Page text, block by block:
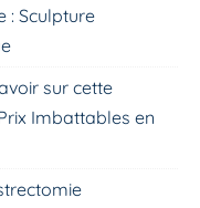
: Sculpture
sur cette
Imbattables en